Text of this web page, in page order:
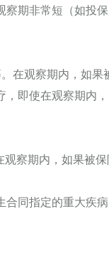
期非常短（如投
在观察期内，如
即使在观察期内
察期内，如果被
同指定的重大疾